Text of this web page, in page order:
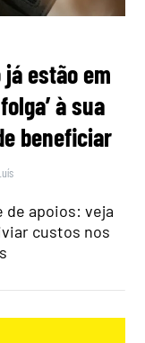
estão em
à sua
beneficiar
de apoios: veja
custos nos